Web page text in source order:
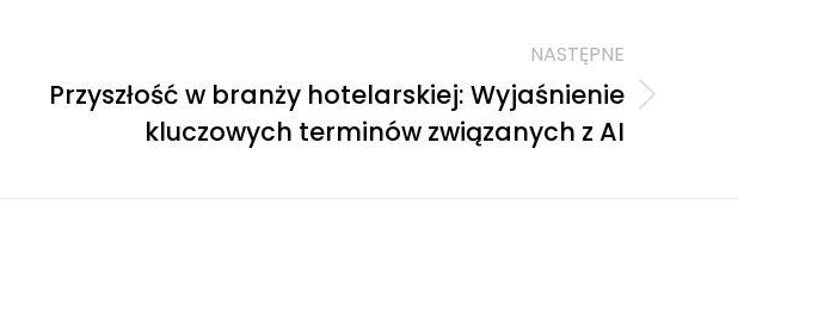
NASTĘPNE
Przyszłość w branży hotelarskiej: Wyjaśnienie
kluczowych terminów związanych z AI